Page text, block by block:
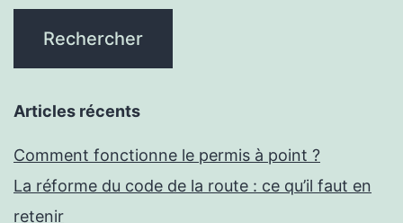
Articles récents
Comment fonctionne le permis à point ?
La réforme du code de la route : ce qu’il faut en
retenir